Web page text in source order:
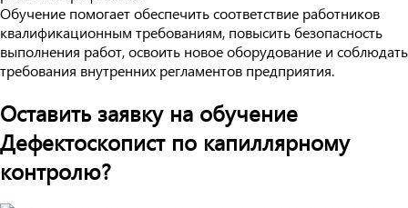
Обучение помогает обеспечить соответствие работников
квалификационным требованиям, повысить безопасность
выполнения работ, освоить новое оборудование и соблюдать
требования внутренних регламентов предприятия.
Оставить заявку на обучение
Дефектоскопист по капиллярному
контролю?